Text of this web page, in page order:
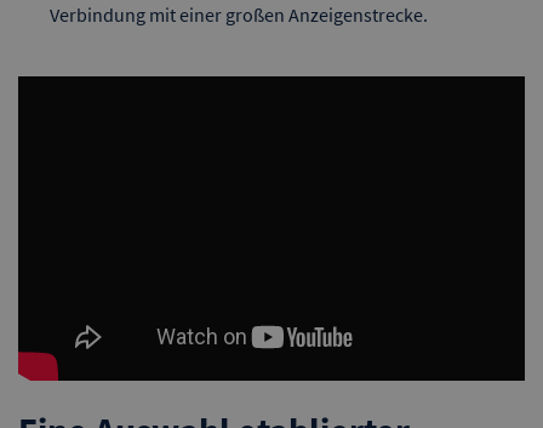
Verbindung mit einer großen Anzeigenstrecke.